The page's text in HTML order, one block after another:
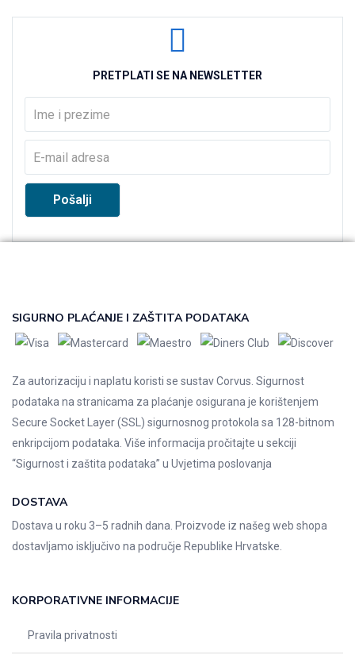
PRETPLATI SE NA NEWSLETTER
SIGURNO PLAĆANJE I ZAŠTITA PODATAKA
Za autorizaciju i naplatu koristi se sustav Corvus. Sigurnost
podataka na stranicama za plaćanje osigurana je korištenjem
Secure Socket Layer (SSL) sigurnosnog protokola sa 128-bitnom
enkripcijom podataka. Više informacija pročitajte u sekciji
“Sigurnost i zaštita podataka” u Uvjetima poslovanja
DOSTAVA
Dostava u roku 3–5 radnih dana. Proizvode iz našeg web shopa
dostavljamo isključivo na područje Republike Hrvatske.
KORPORATIVNE INFORMACIJE
Pravila privatnosti